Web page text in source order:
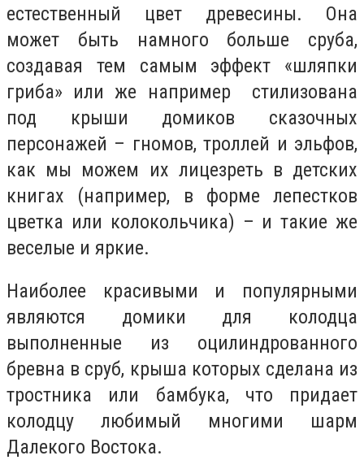
естественный цвет древесины. Она
может быть намного больше сруба,
создавая тем самым эффект «шляпки
гриба» или же например стилизована
под крыши домиков сказочных
персонажей – гномов, троллей и эльфов,
как мы можем их лицезреть в детских
книгах (например, в форме лепестков
цветка или колокольчика) – и такие же
веселые и яркие.
Наиболее красивыми и популярными
являются домики для колодца
выполненные из оцилиндрованного
бревна в сруб, крыша которых сделана из
тростника или бамбука, что придает
колодцу любимый многими шарм
Далекого Востока.